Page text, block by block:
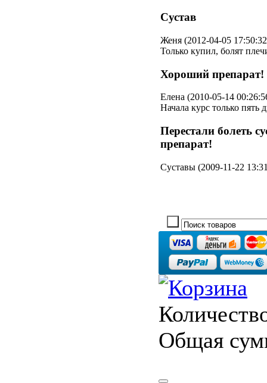
Сустав
Женя (2012-04-05
Только купил, болят
Хороший препарат!
Елена (2010-05-14
Начала курс только пять
Перестали болеть
препарат!
Суставы (2009-11-22
Общая